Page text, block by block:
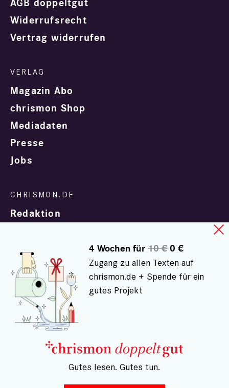
AGB doppeltgut
Widerrufsrecht
Vertrag widerrufen
Magazin Abo
chrismon Shop
Mediadaten
Presse
Jobs
Redaktion
In Zusammenarbeit mit
© chrismon.de 2001 - 2026
Alle Rechte vorbehalten.
4 Wochen für10 €0 €
Zugang zu allen Texten auf
chrismon.de + Spende für ein
gutes Projekt
– Gutes lesen. Gutes tun.